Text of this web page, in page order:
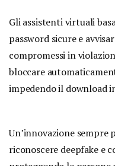
Gli assistenti virtuali
password sicure e
compromessi in
bloccare
impedendo il download
Un’innovazione sempre
riconoscere deepfake e